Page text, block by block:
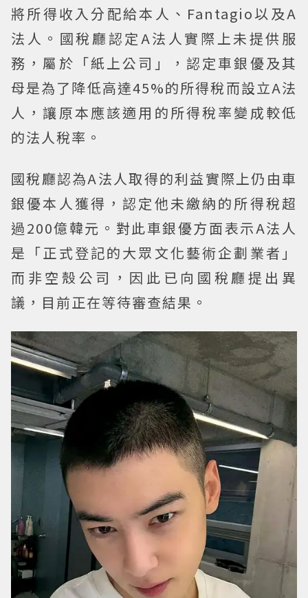
將所得收入分配給本人、Fantagio以及A
法人。國稅廳認定A法人實際上未提供服
務，屬於「紙上公司」，認定車銀優及其
母是為了降低高達45%的所得稅而設立A法
人，讓原本應該適用的所得稅率變成較低
的法人稅率。
國稅廳認為A法人取得的利益實際上仍由車
銀優本人獲得，認定他未繳納的所得稅超
過200億韓元。對此車銀優方面表示A法人
是「正式登記的大眾文化藝術企劃業者」
而非空殼公司，因此已向國稅廳提出異
議，目前正在等待審查結果。